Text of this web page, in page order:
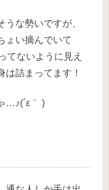
な勢いですが、
ょい摘んでいて
てないように見え
詰まってます！
…♪(´ε｀ )